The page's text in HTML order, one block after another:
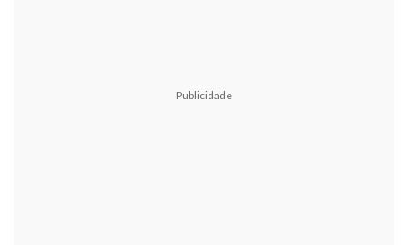
Publicidade